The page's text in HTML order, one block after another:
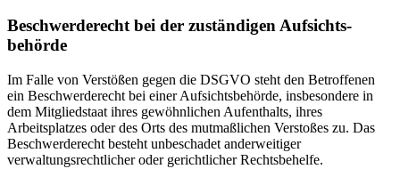
Beschwerde­recht bei der zuständigen Aufsichts­
behörde
Im Falle von Verstößen gegen die DSGVO steht den Betroffenen
ein Beschwerderecht bei einer Aufsichtsbehörde, insbesondere in
dem Mitgliedstaat ihres gewöhnlichen Aufenthalts, ihres
Arbeitsplatzes oder des Orts des mutmaßlichen Verstoßes zu. Das
Beschwerderecht besteht unbeschadet anderweitiger
verwaltungsrechtlicher oder gerichtlicher Rechtsbehelfe.